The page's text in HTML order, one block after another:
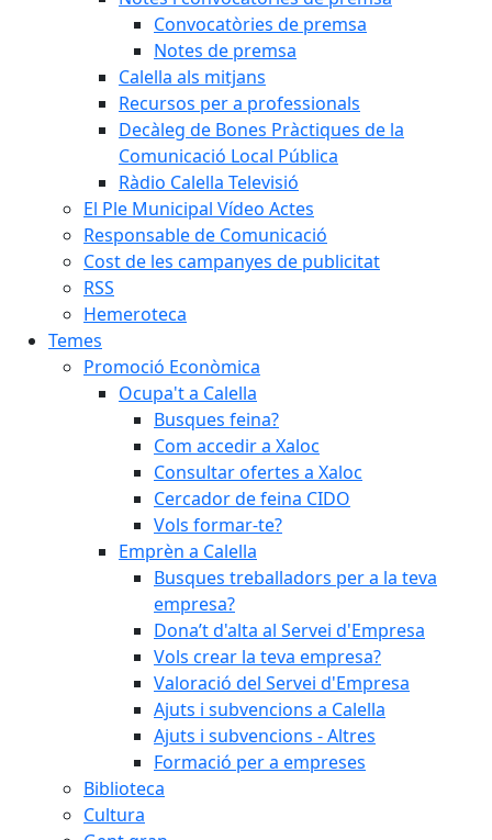
Convocatòries de premsa
Notes de premsa
Calella als mitjans
Recursos per a professionals
Decàleg de Bones Pràctiques de la
Comunicació Local Pública
Ràdio Calella Televisió
El Ple Municipal Vídeo Actes
Responsable de Comunicació
Cost de les campanyes de publicitat
RSS
Hemeroteca
Temes
Promoció Econòmica
Ocupa't a Calella
Busques feina?
Com accedir a Xaloc
Consultar ofertes a Xaloc
Cercador de feina CIDO
Vols formar-te?
Emprèn a Calella
Busques treballadors per a la teva
empresa?
Dona’t d'alta al Servei d'Empresa
Vols crear la teva empresa?
Valoració del Servei d'Empresa
Ajuts i subvencions a Calella
Ajuts i subvencions - Altres
Formació per a empreses
Biblioteca
Cultura